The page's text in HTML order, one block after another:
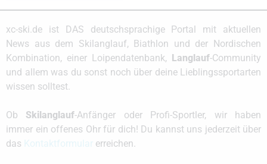
xc-ski.de ist DAS deutschsprachige Portal mit aktuellen
News aus dem Skilanglauf, Biathlon und der Nordischen
Kombination, einer Loipendatenbank, Langlauf-Community
und allem was du sonst noch über deine Lieblingssportarten
wissen solltest.
Ob Skilanglauf-Anfänger oder Profi-Sportler, wir haben
immer ein offenes Ohr für dich! Du kannst uns jederzeit über
das
erreichen.